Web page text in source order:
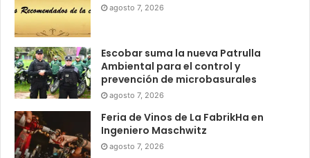
agosto 7, 2026
Escobar suma la nueva Patrulla
Ambiental para el control y
prevención de microbasurales
agosto 7, 2026
Feria de Vinos de La FabrikHa en
Ingeniero Maschwitz
agosto 7, 2026